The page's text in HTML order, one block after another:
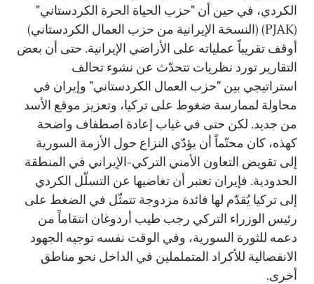
الكردي، في حين أن "حزب الحياة الحرة الكردستاني"
(PJAK) (النسخة الإيرانية من حزب العمال الكردستاني)
أوقف تقريباً عملياته على الأراضي الإيرانية. حتى أن بعض
التقارير تورد نظريات تتحدّث عن نشوء تحالف
استراتيجي بين "حزب العمال الكردستاني" وإيران في
محاولة لممارسة ضغوط على تركيا، وتعزيز موقع الأسد
من جديد. لكن حتى في غياب إعادة اصطفاف واضحة
كهذه، كان محتّماً أن يؤدّي النزاع حول الأزمة السورية
إلى تقويض التعاون الأمني التركي-الإيراني في المنطقة
الحدودية. فإيران تعتبر أن تغاضيها عن التسلّل الكردي
إلى تركيا يُقدّم لها فائدة مزدوجة تتمثّل في الضغط على
رئيس الوزراء التركي رجب طيب أردوغان انتقاماً من
دعمه للثورة السورية، وفي الوقت نفسه توجيه الجهود
الانفصالية للأكراد المتململين في الداخل نحو مناطق
أخرى.